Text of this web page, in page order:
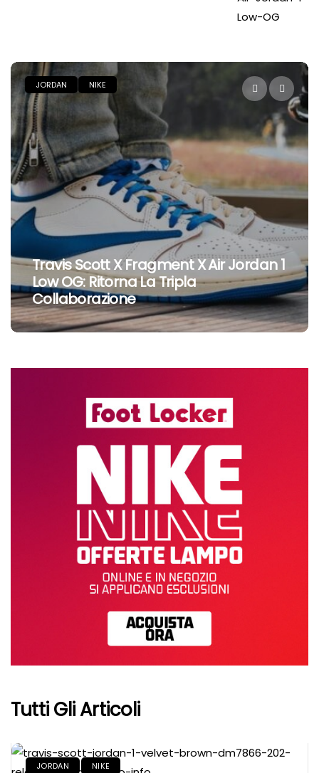
JORDAN NIKE
Travis Scott X Fragment X Air Jordan 1
Low OG: Ritorna La Tripla
Collaborazione
Tutti Gli Articoli
JORDAN NIKE